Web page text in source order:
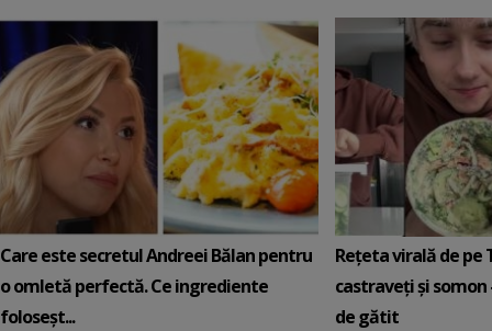
Care este secretul Andreei Bălan pentru
o omletă perfectă. Ce ingrediente
foloseșt...
Rețeta virală de pe
castraveți și somon
de gătit